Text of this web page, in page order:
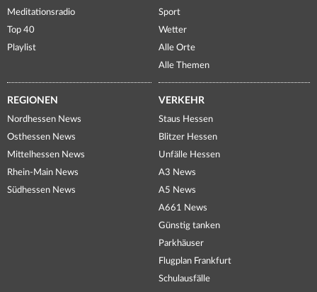
Meditationsradio
Top 40
Playlist
Sport
Wetter
Alle Orte
Alle Themen
REGIONEN
Nordhessen News
Osthessen News
Mittelhessen News
Rhein-Main News
Südhessen News
VERKEHR
Staus Hessen
Blitzer Hessen
Unfälle Hessen
A3 News
A5 News
A661 News
Günstig tanken
Parkhäuser
Flugplan Frankfurt
Schulausfälle